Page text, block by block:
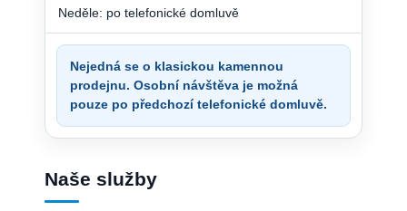
Neděle: po telefonické domluvě
Nejedná se o klasickou kamennou
prodejnu. Osobní návštěva je možná
pouze po předchozí telefonické domluvě.
Naše služby